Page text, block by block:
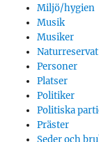
Miljö/hygien
Musik
Musiker
Naturreservat
Personer
Platser
Politiker
Politiska
Präster
Seder och